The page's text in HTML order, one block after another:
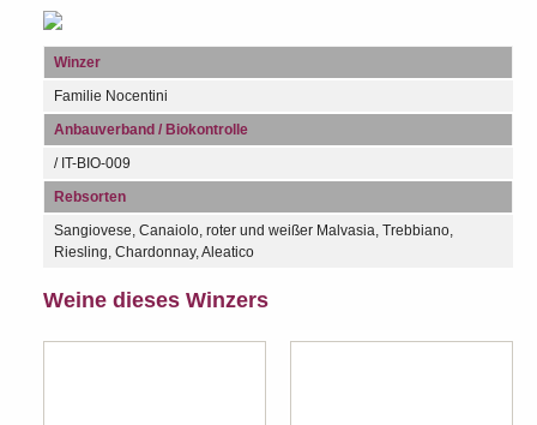
Winzer
Familie Nocentini
Anbauverband / Biokontrolle
/ IT-BIO-009
Rebsorten
Sangiovese, Canaiolo, roter und weißer Malvasia, Trebbiano,
Riesling, Chardonnay, Aleatico
Weine dieses Winzers